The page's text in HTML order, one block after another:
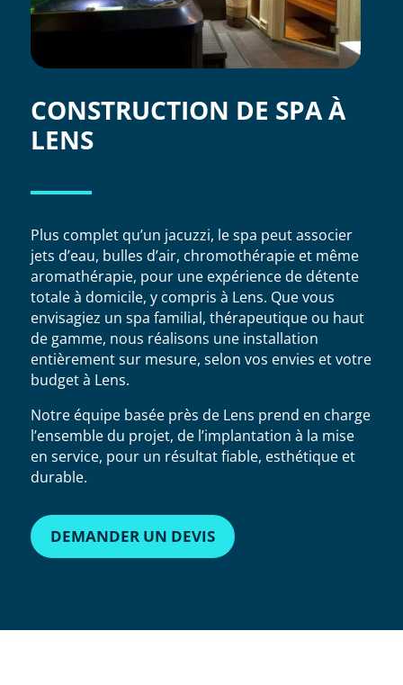
CONSTRUCTION DE SPA À
LENS
Plus complet qu’un jacuzzi, le spa peut associer
jets d’eau, bulles d’air, chromothérapie et même
aromathérapie, pour une expérience de détente
totale à domicile, y compris à Lens. Que vous
envisagiez un spa familial, thérapeutique ou haut
de gamme, nous réalisons une installation
entièrement sur mesure, selon vos envies et votre
budget à Lens.
Notre équipe basée près de Lens prend en charge
l’ensemble du projet, de l’implantation à la mise
en service, pour un résultat fiable, esthétique et
durable.
DEMANDER UN DEVIS